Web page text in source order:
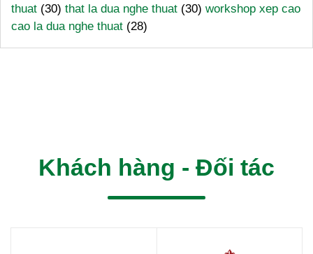
thuat (30) that la dua nghe thuat (30) workshop xep cao
cao la dua nghe thuat (28)
Khách hàng - Đối tác